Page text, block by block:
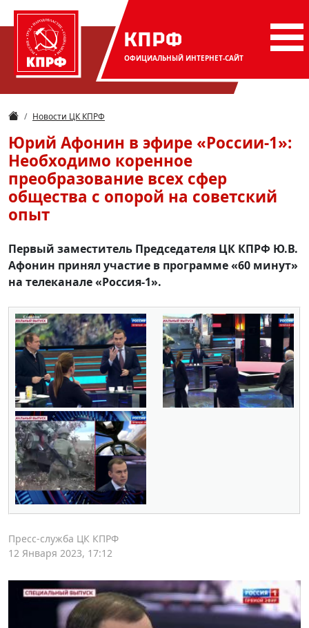
КПРФ
ОФИЦИАЛЬНЫЙ ИНТЕРНЕТ-САЙТ
Новости ЦК КПРФ
Юрий Афонин в эфире «России-1»:
Необходимо коренное
преобразование всех сфер
общества с опорой на советский
опыт
Первый заместитель Председателя ЦК КПРФ Ю.В.
Афонин принял участие в программе «60 минут»
на телеканале «Россия-1».
Пресс-служба ЦК КПРФ
12 Января 2023, 17:12